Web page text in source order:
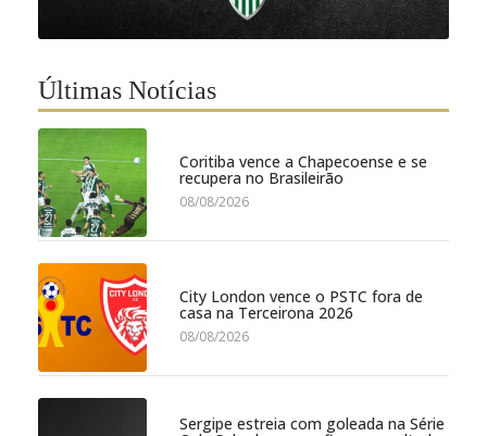
Últimas Notícias
Coritiba vence a Chapecoense e se
recupera no Brasileirão
08/08/2026
City London vence o PSTC fora de
casa na Terceirona 2026
08/08/2026
Sergipe estreia com goleada na Série